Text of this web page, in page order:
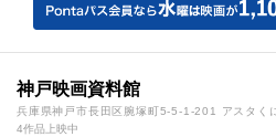
神戸映画資料館
兵庫県神戸市長田区腕塚町5-5-1-201 アスタく
4作品上映中